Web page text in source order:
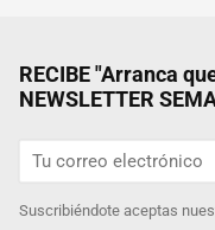
RECIBE "Arranca
NEWSLETTER
Suscribiéndote aceptas